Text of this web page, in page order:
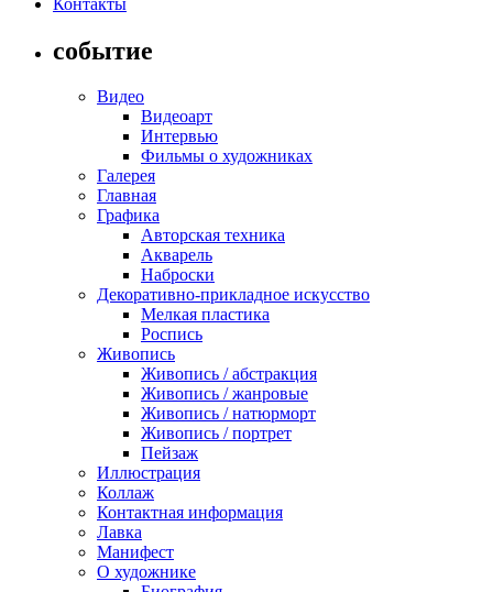
событие
Видео
Видеоарт
Интервью
Фильмы о художниках
Галерея
Главная
Графика
Авторская техника
Акварель
Наброски
Декоративно-прикладное искусство
Мелкая пластика
Роспись
Живопись
Живопись / абстракция
Живопись / жанровые
Живопись / натюрморт
Живопись / портрет
Пейзаж
Иллюстрация
Коллаж
Контактная информация
Лавка
Манифест
О художнике